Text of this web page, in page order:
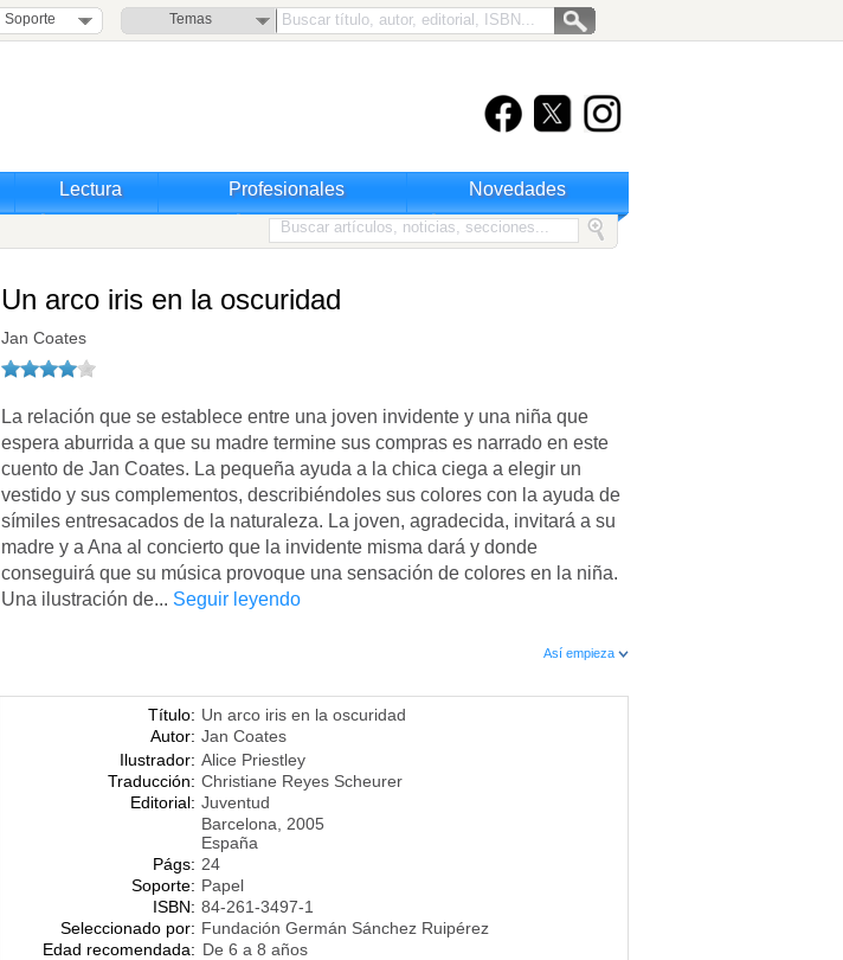
Soporte Temas
Lectura Profesionales Novedades
Un arco iris en la oscuridad
Jan Coates
La relación que se establece entre una joven invidente y una niña que
espera aburrida a que su madre termine sus compras es narrado en este
cuento de Jan Coates. La pequeña ayuda a la chica ciega a elegir un
vestido y sus complementos, describiéndoles sus colores con la ayuda de
símiles entresacados de la naturaleza. La joven, agradecida, invitará a su
madre y a Ana al concierto que la invidente misma dará y donde
conseguirá que su música provoque una sensación de colores en la niña.
Una ilustración de... Seguir leyendo
Así empieza
Título: Un arco iris en la oscuridad
Autor: Jan Coates
Ilustrador: Alice Priestley
Traducción: Christiane Reyes Scheurer
Editorial: Juventud
Barcelona, 2005
España
Págs: 24
Soporte: Papel
ISBN: 84-261-3497-1
Seleccionado por: Fundación Germán Sánchez Ruipérez
Edad recomendada: De 6 a 8 años